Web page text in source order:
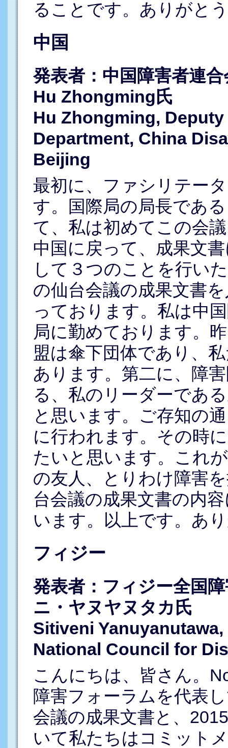
ることです。ありがと
中国
発表者：中国障害者連
Hu Zhongming氏
Hu Zhongming,
Department, China
Beijing
最初に、ファシリテー
す。国際局の局長であ
て、私は初めてこの会
中国に戻って、成果文
して３つのことを行い
の仙台会議の成果文書
っております。私は中
局に勤めております。
盟は傘下団体であり、
あります。第二に、障
る、私のリーダーであ
と思います。ご存知の
に行われます。その時
たいと思います。これ
の友人、とりわけ障害
台会議の成果文書の内
います。以上です。あ
フィジー
発表者：フィジー全国
ニ・ヤヌヤヌタカ氏
Sitiveni
National Council for
こんにちは、皆さん。
障害フォーラムを代表
会議の成果文書と、
いて私たちはコミット